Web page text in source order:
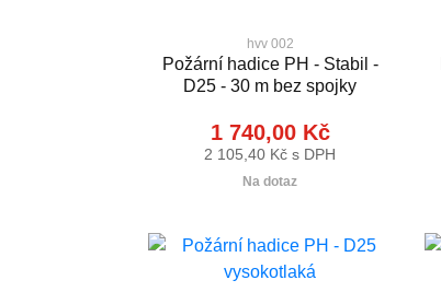
hvv 002
Požární hadice PH - Stabil -
D25 - 30 m bez spojky
1 740,00 Kč
2 105,40 Kč s DPH
Na dotaz